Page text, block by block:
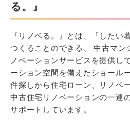
る。』
『リノベる。』とは、「したい
つくることのできる、 中古マン
ノベーションサービスを提供し
ーション空間を備えたショール
件探しから住宅ローン、リノベ
中古住宅リノベーションの一連
サポートしています。